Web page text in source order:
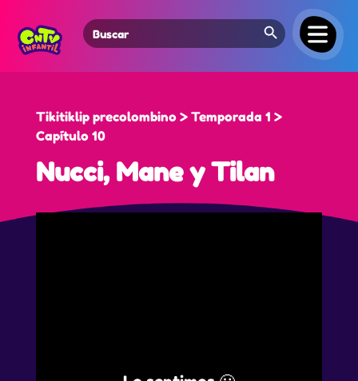
Search
for:
Search Button
Tikitiklip precolombino > Temporada 1 >
Capítulo 10
Nucci, Mane y Tilan